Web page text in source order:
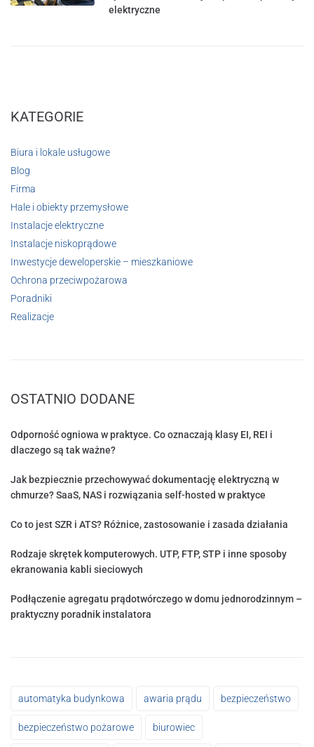
elektryczne
KATEGORIE
Biura i lokale usługowe
Blog
Firma
Hale i obiekty przemysłowe
Instalacje elektryczne
Instalacje niskoprądowe
Inwestycje deweloperskie – mieszkaniowe
Ochrona przeciwpożarowa
Poradniki
Realizacje
OSTATNIO DODANE
Odporność ogniowa w praktyce. Co oznaczają klasy EI, REI i
dlaczego są tak ważne?
Jak bezpiecznie przechowywać dokumentację elektryczną w
chmurze? SaaS, NAS i rozwiązania self-hosted w praktyce
Co to jest SZR i ATS? Różnice, zastosowanie i zasada działania
Rodzaje skrętek komputerowych. UTP, FTP, STP i inne sposoby
ekranowania kabli sieciowych
Podłączenie agregatu prądotwórczego w domu jednorodzinnym –
praktyczny poradnik instalatora
automatyka budynkowa awaria prądu bezpieczeństwo
bezpieczeństwo pożarowe biurowiec